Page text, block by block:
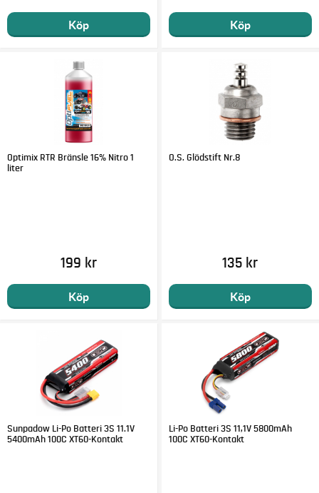
Köp Köp
Optimix RTR Bränsle 16% Nitro 1
liter
199 kr
Köp
O.S. Glödstift Nr.8
135 kr
Köp
Sunpadow Li-Po Batteri 3S 11.1V
5400mAh 100C XT60-Kontakt
Li-Po Batteri 3S 11,1V 5800mAh
100C XT60-Kontakt